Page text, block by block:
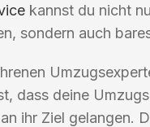
kannst du nicht
sondern auch
dass deine
ihr Ziel gelangen.